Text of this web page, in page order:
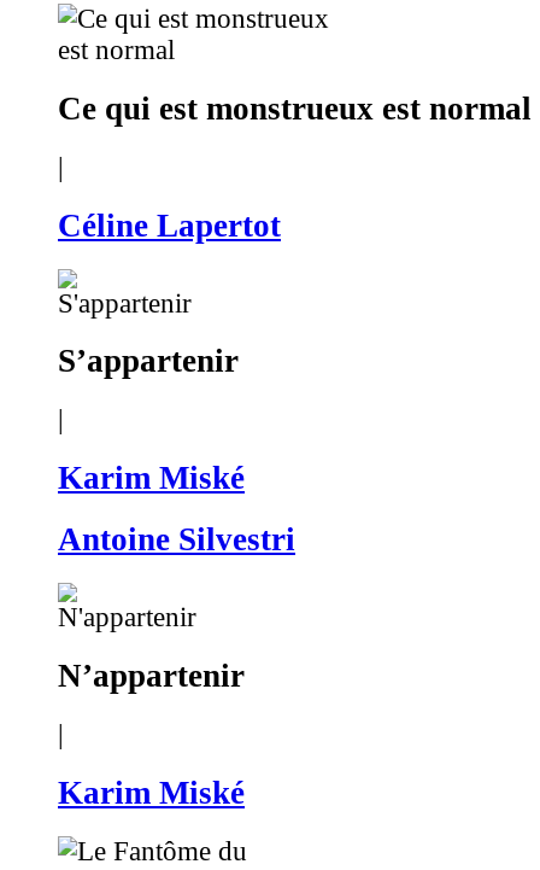
Ce qui est monstrueux est normal
|
Céline Lapertot
S’appartenir
Karim Miské
Antoine Silvestri
N’appartenir
|
Karim Miské